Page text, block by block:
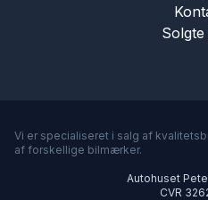
Vi er specialiseret i salg af
af forskellige bilmærker.
Autohuset
CVR